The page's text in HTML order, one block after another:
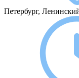
Петербург,